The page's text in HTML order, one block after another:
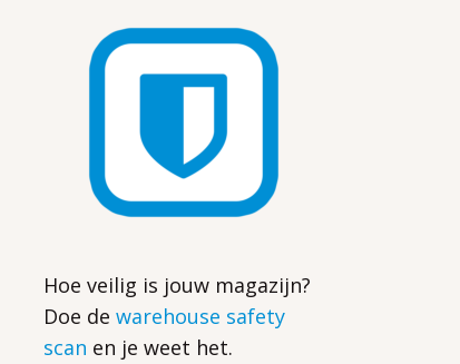
Hoe veilig is jouw magazijn?
Doe de warehouse safety
scan en je weet het.